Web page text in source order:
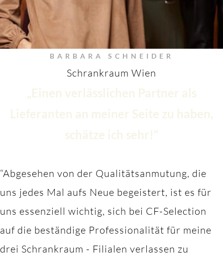
BARBARA SCHNEIDER
Schrankraum Wien
„Einen verlässlichen Partner als
Lieferanten an meiner Seite zu haben,
schätze ich sehr!“
“Abgesehen von der Qualitätsanmutung, die
uns jedes Mal aufs Neue begeistert, ist es für
uns essenziell wichtig, sich bei CF-Selection
auf die beständige Professionalität für meine
drei Schrankraum - Filialen verlassen zu